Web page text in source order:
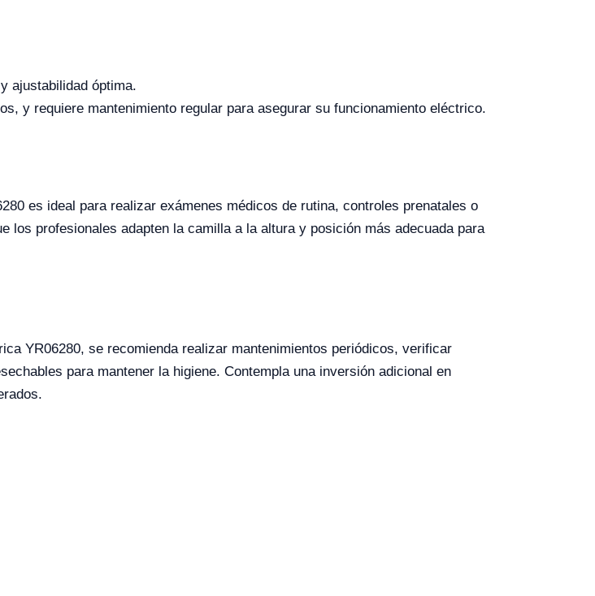
ajustabilidad óptima.
y requiere mantenimiento regular para asegurar su funcionamiento eléctrico.
es ideal para realizar exámenes médicos de rutina, controles prenatales o
los profesionales adapten la camilla a la altura y posición más adecuada para
YR06280, se recomienda realizar mantenimientos periódicos, verificar
para mantener la higiene. Contempla una inversión adicional en